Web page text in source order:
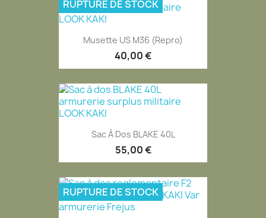
Musette US M36 (Repro)
40,00 €
RUPTURE DE STOCK
Sac À Dos BLAKE 40L
55,00 €
RUPTURE DE STOCK